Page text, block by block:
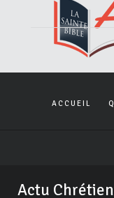
ACCUEIL
Actu